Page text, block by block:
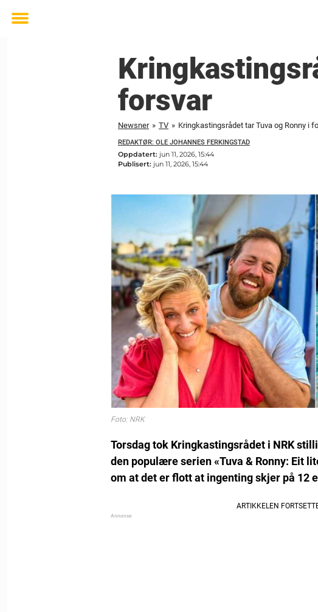
Toggle
forsvar
Newsner » TV » Kringkastingsrådet tar Tuva og Ronny i
REDAKTØR: OLE JOHANNES FERKINGSTAD
Oppdatert: jun 11, 2026, 15:44
Publisert: jun 11, 2026, 15:44
Foto: NRK
Torsdag tok Kringkastingsrådet i NRK
den populære serien «Tuva & Ronny: Eit
om at det er flott at ingenting skjer på 12